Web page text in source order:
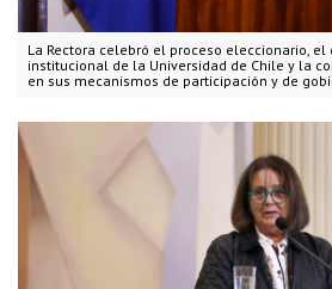
La Rectora celebró el proceso eleccionario,
institucional de la Universidad de Chile y la
en sus mecanismos de participación y de